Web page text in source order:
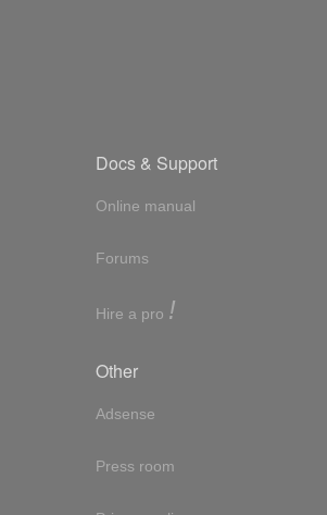
Docs & Support
Online manual
Forums
Hire a pro !
Other
Adsense
Press room